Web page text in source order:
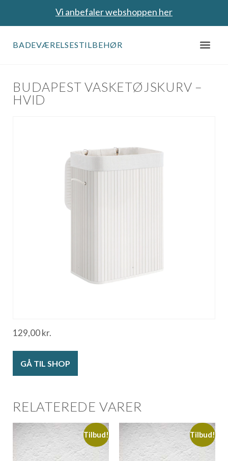
Vi anbefaler webshoppen her
BADEVÆRELSESTILBEHØR
BUDAPEST VASKETØJSKURV –
HVID
129,00kr.
GÅ TIL SHOP
RELATEREDE VARER
Tilbud! Tilbud!